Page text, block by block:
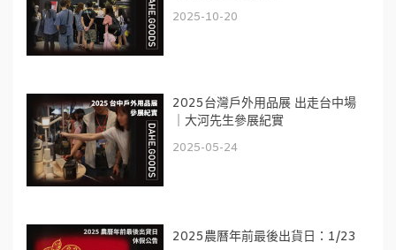
2025-10-20
2025台灣戶外用品展 出走台中場
｜大河先生參展紀實
2025-05-24
2025農曆年前最後出貨日：1/23